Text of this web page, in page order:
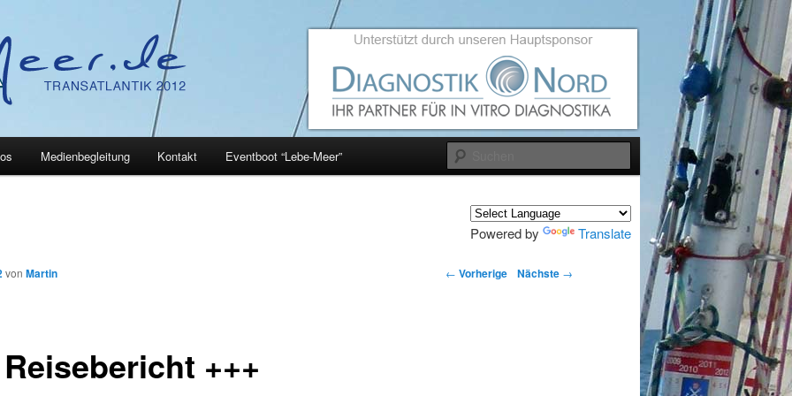
Suchen
Medienbegleitung Kontakt Eventboot “Lebe-Meer”
Powered by Translate
← Vorherige Nächste →
+++
von Martin